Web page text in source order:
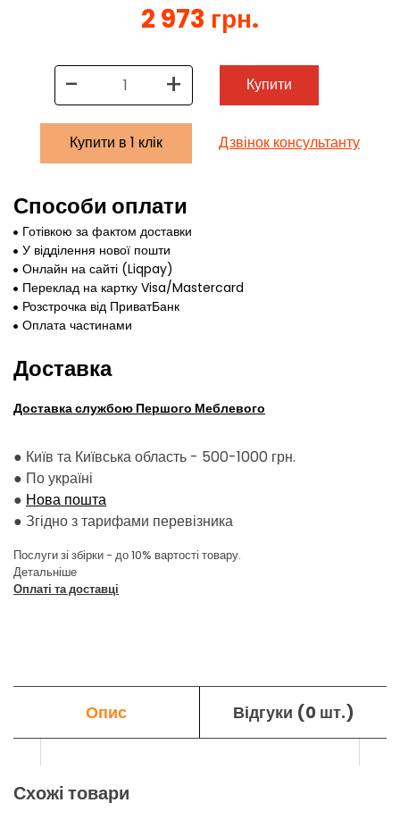
2 973 грн.
- + Купити
Купити в 1 клік Дзвінок консультанту
Способи оплати
Готівкою за фактом доставки
У відділення нової пошти
Онлайн на сайті (Liqpay)
Переклад на картку Visa/Mastercard
Розстрочка від ПриватБанк
Оплата частинами
Доставка
Доставка службою Першого Меблевого
● Київ та Київська область - 500-1000 грн.
● По україні
● Нова пошта
● Згідно з тарифами перевізника
Послуги зі збірки - до 10% вартості товару.
Детальніше
Оплаті та доставці
Опис Відгуки (0 шт.)
Схожі товари